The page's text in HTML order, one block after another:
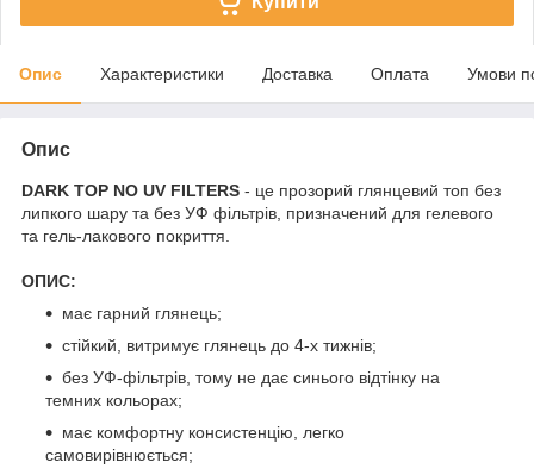
Опис Характеристики Доставка Оплата Умови
Опис
DARK TOP NO UV FILTERS - це прозорий глянцевий топ без
липкого шару та без УФ фільтрів, призначений для гелевого
та гель-лакового покриття.
ОПИС:
має гарний глянець;
стійкий, витримує глянець до 4-х тижнів;
без УФ-фільтрів, тому не дає синього відтінку на
темних кольорах;
має комфортну консистенцію, легко
самовирівнюється;